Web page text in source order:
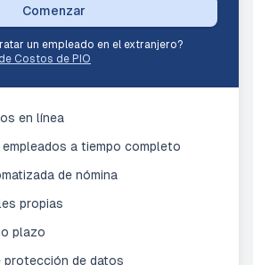
Comenzar
un empleado en el extranjero?
Costos de PIO
en línea
a tiempo completo
de nómina
propias
plazo
protección de datos